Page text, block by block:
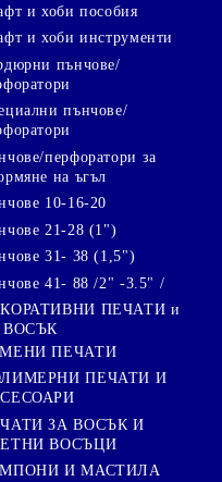
и хоби пособия
и хоби инструменти
пънчове/
пънчове/
перфоратори за
на ъгъл
10-16-20
21-28 (1")
31- 38 (1,5")
41- 88 /2" -3.5" /
ПЕЧАТИ и
ВОСЪК
ПЕЧАТИ
ПЕЧАТИ И
ЗА ВОСЪК И
ВОСЪЦИ
И МАСТИЛА